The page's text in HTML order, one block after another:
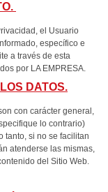
el Usuario
específico e
a través de esta
por LA EMPRESA.
DATOS.
con carácter general,
lo contrario)
tanto, si no se facilitan
atenderse las mismas,
del Sitio Web.